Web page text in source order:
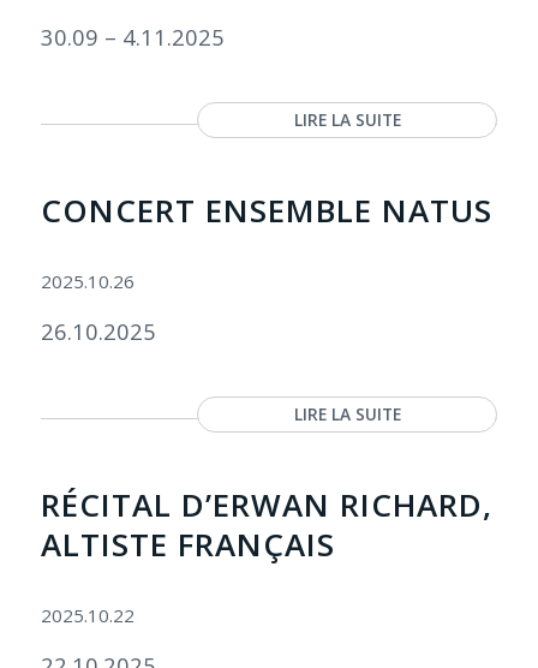
30.09 – 4.11.2025
LIRE LA SUITE
CONCERT ENSEMBLE NATUS
2025.10.26
26.10.2025
LIRE LA SUITE
RÉCITAL D’ERWAN RICHARD,
ALTISTE FRANÇAIS
2025.10.22